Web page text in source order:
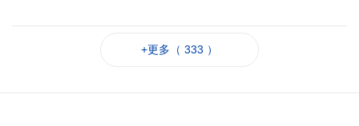
+更多（ 333 ）